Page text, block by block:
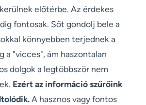
előtérbe. Az érdekes
fontosak. Sőt gondolj bele a
könnyebben terjednek a
a "vicces", ám haszontalan
dolgok a legtöbbször nem
Ezért az információ szűrőink
A hasznos vagy fontos